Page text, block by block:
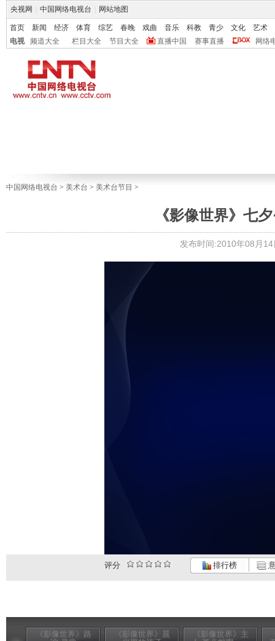
央视网 中国网络电视台 网站地图
首页 新闻 经济 体育 综艺 春晚 戏曲 音乐 科教 青少 文化
艺术
电视
频道大全 栏目大全 节目大全 直播中国 赛事直播 网络
中国网络电视台 > 美术台 > 美术台节目 >
《影像世界》七
发布时间:2010年08月
评分 排行榜
《影像世界》路
《影像世界》晨
《影像世界》主